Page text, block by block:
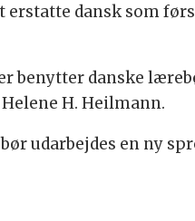
dansk som
benytter danske
H. Heilmann.
udarbejdes en ny